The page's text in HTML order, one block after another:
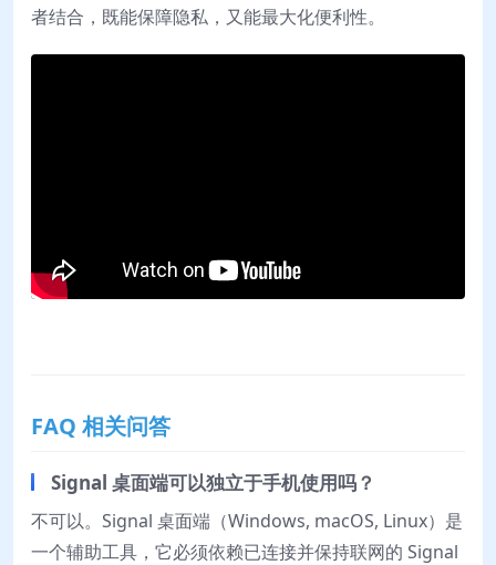
者结合，既能保障隐私，又能最大化便利性。
FAQ 相关问答
Signal 桌面端可以独立于手机使用吗？
不可以。Signal 桌面端（Windows, macOS, Linux）是
一个辅助工具，它必须依赖已连接并保持联网的 Signal